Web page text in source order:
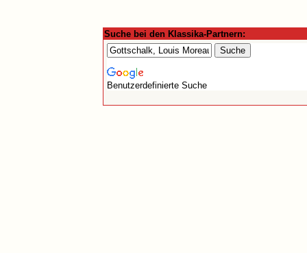
Suche bei den Klassika-Partnern:
Benutzerdefinierte Suche